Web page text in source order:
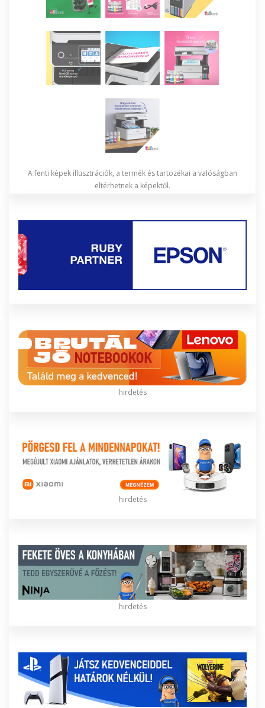
A fenti képek illusztrációk, a termék és tartozékai a valóságban
eltérhetnek a képektől.
hirdetés
hirdetés
hirdetés